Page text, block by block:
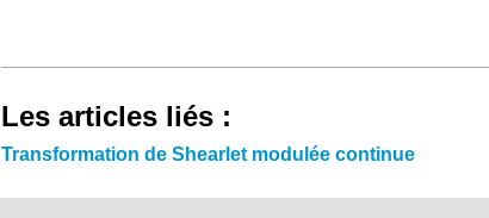
Les articles liés :
Transformation de Shearlet modulée continue